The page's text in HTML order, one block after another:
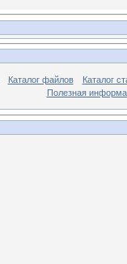
Каталог файлов
Каталог
Полезная